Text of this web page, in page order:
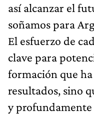
así alcanzar el
soñamos para
El esfuerzo de
clave para
formación que
resultados, sino
y profundamente